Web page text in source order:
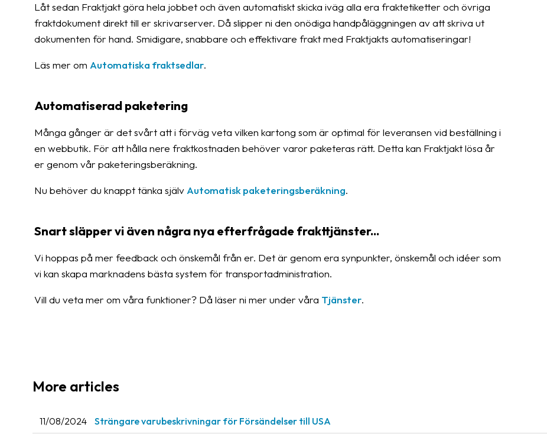
Låt sedan Fraktjakt göra hela jobbet och även automatiskt skicka iväg alla era fraktetiketter och övriga
fraktdokument direkt till er skrivarserver. Då slipper ni den onödiga handpåläggningen av att skriva ut
dokumenten för hand. Smidigare, snabbare och effektivare frakt med Fraktjakts automatiseringar!
Läs mer om Automatiska fraktsedlar.
Automatiserad paketering
Många gånger är det svårt att i förväg veta vilken kartong som är optimal för leveransen vid beställning i
en webbutik. För att hålla nere fraktkostnaden behöver varor paketeras rätt. Detta kan Fraktjakt lösa år
er genom vår paketeringsberäkning.
Nu behöver du knappt tänka självAutomatisk paketeringsberäkning.
Snart släpper vi även några nya efterfrågade frakttjänster...
Vi hoppas på mer feedback och önskemål från er. Det är genom era synpunkter, önskemål och idéer som
vi kan skapa marknadens bästa system för transportadministration.
Vill du veta mer om våra funktioner? Då läser ni mer under våra Tjänster.
More articles
11/08/2024 Strängare varubeskrivningar för Försändelser till USA